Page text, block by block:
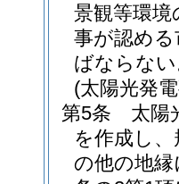
景観等環
事が認め
ばならな
(太陽光発
第5条
太陽
を作成し
の他の地